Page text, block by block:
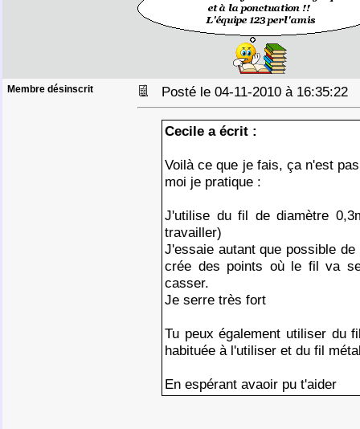
Membre désinscrit Posté le 04-11-2010 à 16:35:22
Cecile a écrit :
Voilà ce que je fais, ça n'est
moi je pratique :
J'utilise du fil de diamètre
travailler)
J'essaie autant que possible
crée des points où le fil va
casser.
Je serre très fort
Tu peux également utiliser du
habituée à l'utiliser et du fil
En espérant avaoir pu t'aider